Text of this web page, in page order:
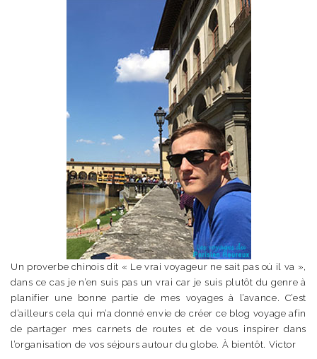
Un proverbe chinois dit « Le vrai voyageur ne sait pas où il va »,
dans ce cas je n’en suis pas un vrai car je suis plutôt du genre à
planifier une bonne partie de mes voyages à l’avance. C’est
d’ailleurs cela qui m’a donné envie de créer ce blog voyage afin
de partager mes carnets de routes et de vous inspirer dans
l’organisation de vos séjours autour du globe. À bientôt. Victor